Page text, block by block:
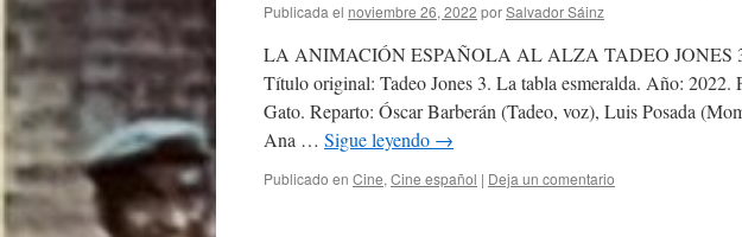
Publicada el noviembre 26, 2022 porSalvador Sáinz
LA ANIMACIÓN ESPAÑOLA AL ALZA TADEO
Título original: Tadeo Jones 3. La tabla esmeralda. Año: 2022.
Gato. Reparto: Óscar Barberán (Tadeo, voz), Luis Posada
Ana … Sigue leyendo →
Publicado en Cine, Cine español | Deja un comentario